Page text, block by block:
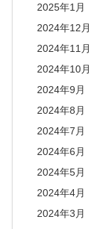
2025年1月
2024年12月
2024年11月
2024年10月
2024年9月
2024年8月
2024年7月
2024年6月
2024年5月
2024年4月
2024年3月